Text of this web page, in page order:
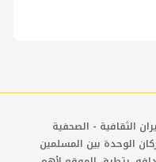
الثقافية - الصحفية
الوحدة بين المسلمين